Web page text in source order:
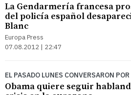
La Gendarmería francesa
del policía español
Blanc
Europa Press
07.08.2012 | 22:47
EL PASADO LUNES CONVERSARON
Obama quiere seguir